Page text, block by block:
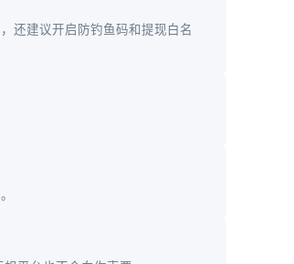
还建议开启防钓鱼码和提现白名